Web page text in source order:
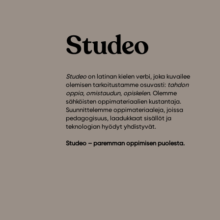
Studeo on latinan kielen verbi, joka kuvailee
olemisen tarkoitustamme osuvasti: tahdon
oppia, omistaudun, opiskelen. Olemme
sähköisten oppimateriaalien kustantaja.
Suunnittelemme oppimateriaaleja, joissa
pedagogisuus, laadukkaat sisällöt ja
teknologian hyödyt yhdistyvät.
Studeo – paremman oppimisen puolesta.